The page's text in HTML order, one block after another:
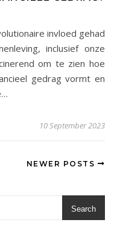
inclusief onze
om te zien hoe
gedrag vormt en
10 September 2023
NEWER POSTS
Search